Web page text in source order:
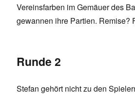
Vereinsfarben im Gemäuer des
gewannen ihre Partien. Remise?
Runde 2
Stefan gehört nicht zu den